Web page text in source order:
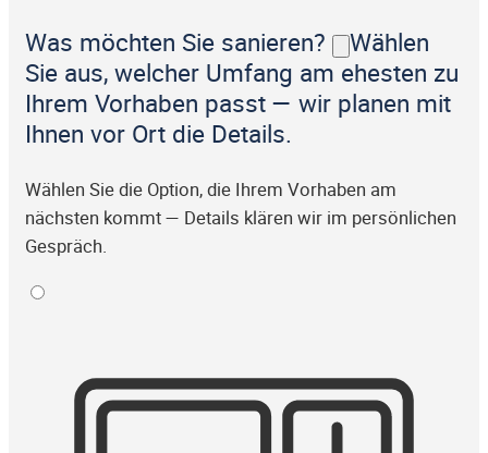
Was möchten Sie sanieren?
Wählen
Sie aus, welcher Umfang am ehesten zu
Ihrem Vorhaben passt — wir planen mit
Ihnen vor Ort die Details.
Wählen Sie die Option, die Ihrem Vorhaben am
nächsten kommt — Details klären wir im persönlichen
Gespräch.